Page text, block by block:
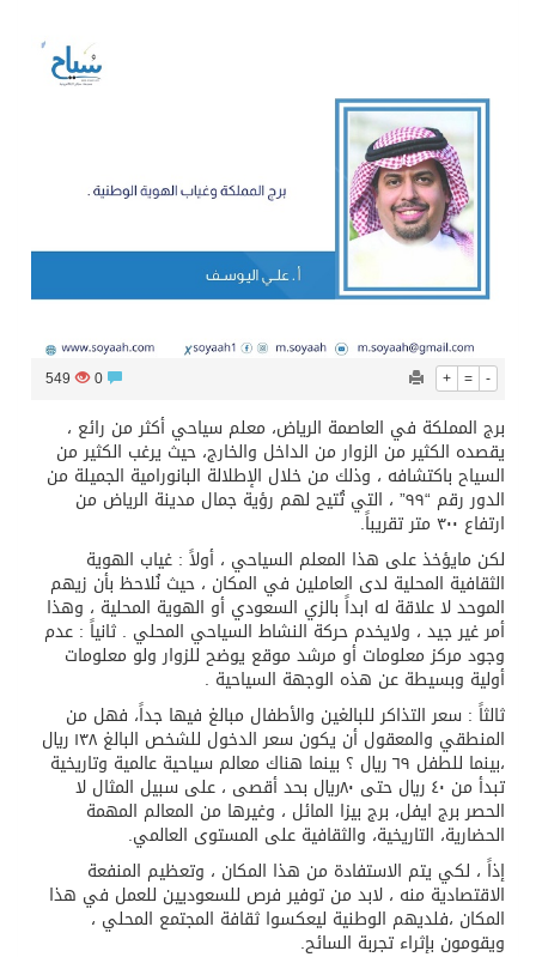
+ = -
549
برج المملكة في العاصمة الرياض، معلم سياحي أكثر من رائع ،
يقصده الكثير من الزوار من الداخل والخارج، حيث يرغب الكثير من
السياح باكتشافه ، وذلك من خلال الإطلالة البانورامية الجميلة من
الدور رقم “٩٩” ، التي تُتيح لهم رؤية جمال مدينة الرياض من
ارتفاع ٣٠٠ متر تقريباً.
لكن مايؤخذ على هذا المعلم السياحي ، أولاً : غياب الهوية
الثقافية المحلية لدى العاملين في المكان ، حيث نُلاحظ بأن زيهم
الموحد لا علاقة له ابداً بالزي السعودي أو الهوية المحلية ، وهذا
أمر غير جيد ، ولايخدم حركة النشاط السياحي المحلي . ثانياً : عدم
وجود مركز معلومات أو مرشد موقع يوضح للزوار ولو معلومات
أولية وبسيطة عن هذه الوجهة السياحية .
ثالثاً : سعر التذاكر للبالغين والأطفال مبالغ فيها جداً، فهل من
المنطقي والمعقول أن يكون سعر الدخول للشخص البالغ ١٣٨ ريال
،بينما للطفل ٦٩ ريال ؟ بينما هناك معالم سياحية عالمية وتاريخية
تبدأ من ٤٠ ريال حتى ٨٠ريال بحد أقصى ، على سبيل المثال لا
الحصر برج ايفل، برج بيزا المائل ، وغيرها من المعالم المهمة
الحضارية، التاريخية، والثقافية على المستوى العالمي.
إذاً ، لكي يتم الاستفادة من هذا المكان ، وتعظيم المنفعة
الاقتصادية منه ، لابد من توفير فرص للسعوديين للعمل في هذا
المكان ،فلديهم الوطنية ليعكسوا ثقافة المجتمع المحلي ،
ويقومون بإثراء تجربة السائح.